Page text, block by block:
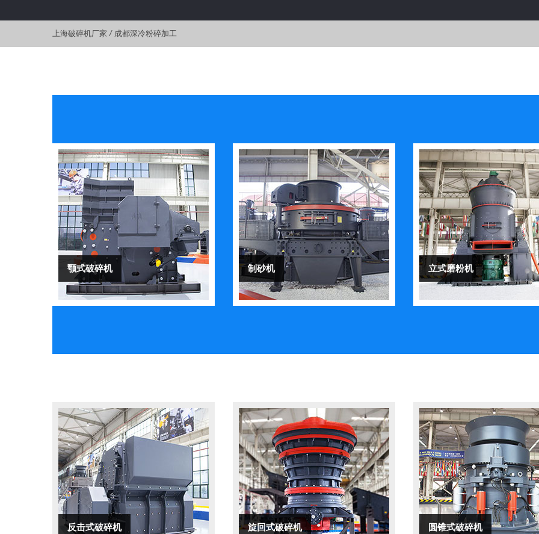
上海破碎机厂家 / 成都深冷粉碎加工
颚式破碎机 制砂机 立式磨粉机
反击式破碎机 旋回式破碎机 圆锥式破碎机